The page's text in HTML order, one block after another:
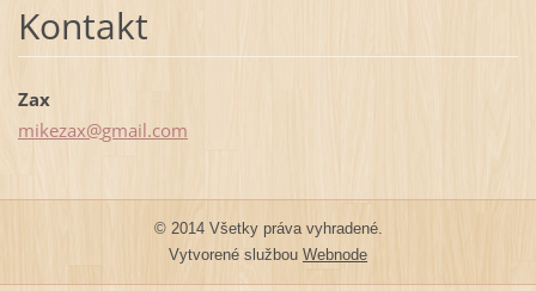
Kontakt
Zax
mikezax@gmail.com
© 2014 Všetky práva vyhradené.
Vytvorené službou Webnode